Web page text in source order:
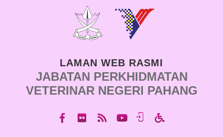
LAMAN WEB RASMI
JABATAN PERKHIDMATAN
VETERINAR NEGERI PAHANG